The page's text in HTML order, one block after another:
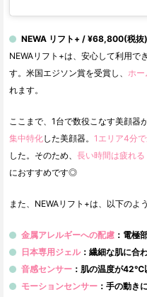
NEWA リフト+ / ¥68,800(税抜)
NEWAリフト+は、安心して利用で
す。米国エジソン賞を受賞し、 ホー
れます。
ここまで、1台で数役こなす美顔器
集中特化した美顔器。 1エリア4分
した。そのため、 長い時間は疲れ
におすすめです◎
また、NEWAリフト+は、以下のよ
金属アレルギーへの配慮 ：電極
日本専用ジェル：繊細な肌に合
音感センサー ：肌の温度が42℃
モーションセンサー ：手の動き